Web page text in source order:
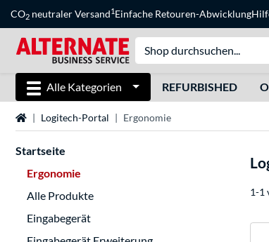
CO2 neutraler Versand1Einfache Retouren-Abwicklung
Alle Kategorien REFURBISHED
StartseiteLogitech-Portal Ergonomie
Startseite
Ergonomie
Alle Produkte
Eingabegerät
1-1